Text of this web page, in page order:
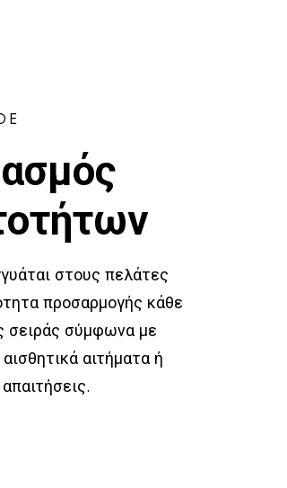
στους πελάτες
προσαρμογής κάθε
σειράς σύμφωνα με
αιτήματα ή